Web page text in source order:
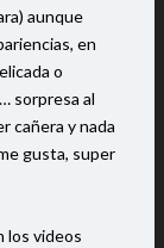
aunque
en
o
sorpresa al
cañera y nada
gusta, super
los videos